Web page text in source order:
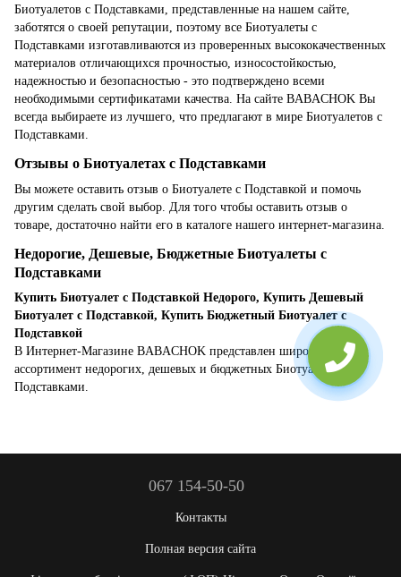
Биотуалетов с Подставками, представленные на нашем сайте,
заботятся о своей репутации, поэтому все Биотуалеты с
Подставками изготавливаются из проверенных высококачественных
материалов отличающихся прочностью, износостойкостью,
надежностью и безопасностью - это подтверждено всеми
необходимыми сертификатами качества. На сайте BABACHOK Вы
всегда выбираете из лучшего, что предлагают в мире Биотуалетов с
Подставками.
Отзывы о Биотуалетах с Подставками
Вы можете оставить отзыв о Биотуалете с Подставкой и помочь
другим сделать свой выбор. Для того чтобы оставить отзыв о
товаре, достаточно найти его в каталоге нашего интернет-магазина.
Недорогие, Дешевые, Бюджетные Биотуалеты с
Подставками
Купить Биотуалет с Подставкой Недорого, Купить Дешевый
Биотуалет с Подставкой, Купить Бюджетный Биотуалет с
Подставкой
В Интернет-Магазине BABACHOK представлен широкий
ассортимент недорогих, дешевых и бюджетных Биотуалетов с
Подставками.
067 154-50-50
Контакты
Полная версия сайта